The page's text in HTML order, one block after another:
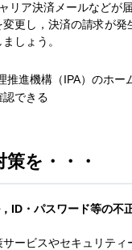
リア決済メールなどが
更し，決済の請求が発
しょう。
推進機構（IPA）のホー
できる
を・・・
ID・パスワード等の不
ービスやセキュリティ